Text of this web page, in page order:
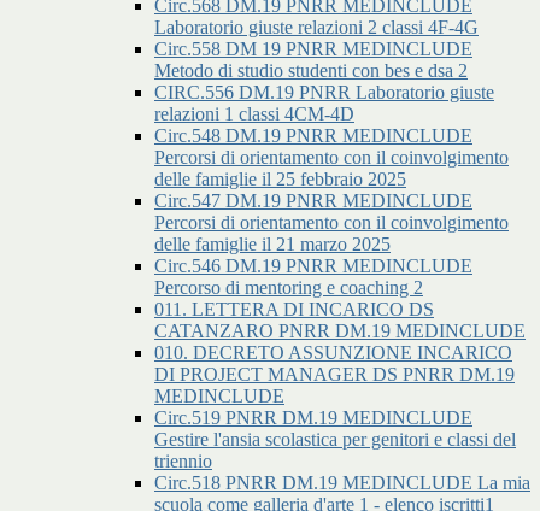
Circ.568 DM.19 PNRR MEDINCLUDE
Laboratorio giuste relazioni 2 classi 4F-4G
Circ.558 DM 19 PNRR MEDINCLUDE
Metodo di studio studenti con bes e dsa 2
CIRC.556 DM.19 PNRR Laboratorio giuste
relazioni 1 classi 4CM-4D
Circ.548 DM.19 PNRR MEDINCLUDE
Percorsi di orientamento con il coinvolgimento
delle famiglie il 25 febbraio 2025
Circ.547 DM.19 PNRR MEDINCLUDE
Percorsi di orientamento con il coinvolgimento
delle famiglie il 21 marzo 2025
Circ.546 DM.19 PNRR MEDINCLUDE
Percorso di mentoring e coaching 2
011. LETTERA DI INCARICO DS
CATANZARO PNRR DM.19 MEDINCLUDE
010. DECRETO ASSUNZIONE INCARICO
DI PROJECT MANAGER DS PNRR DM.19
MEDINCLUDE
Circ.519 PNRR DM.19 MEDINCLUDE
Gestire l'ansia scolastica per genitori e classi del
triennio
Circ.518 PNRR DM.19 MEDINCLUDE La mia
scuola come galleria d'arte 1 - elenco iscritti1